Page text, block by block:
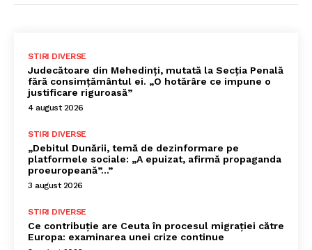
STIRI DIVERSE
Judecătoare din Mehedinți, mutată la Secția Penală
fără consimțământul ei. „O hotărâre ce impune o
justificare riguroasă”
4 august 2026
STIRI DIVERSE
„Debitul Dunării, temă de dezinformare pe
platformele sociale: „A epuizat, afirmă propaganda
proeuropeană”…”
3 august 2026
STIRI DIVERSE
Ce contribuție are Ceuta în procesul migrației către
Europa: examinarea unei crize continue